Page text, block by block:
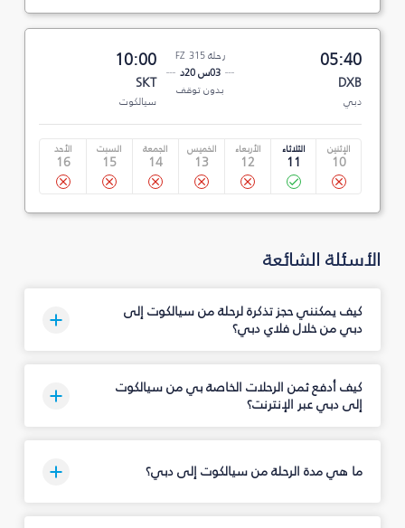
05:40
DXB
دبي
رحلة FZ 315
03س 20د
بدون توقف
10:00
SKT
سيالكوت
الإثنين
10
الثلاثاء
11
الأربعاء
12
الخميس
13
الجمعة
14
السبت
15
الأحد
16
الأسئلة الشائعة
كيف يمكنني حجز تذكرة لرحلة من سيالكوت إلى
دبي من خلال فلاي دبي؟
كيف أدفع ثمن الرحلات الخاصة بي من سيالكوت
إلى دبي عبر الإنترنت؟
ما هي مدة الرحلة من سيالكوت إلى دبي؟